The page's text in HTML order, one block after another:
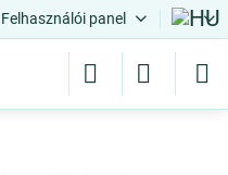
Felhasználói panel